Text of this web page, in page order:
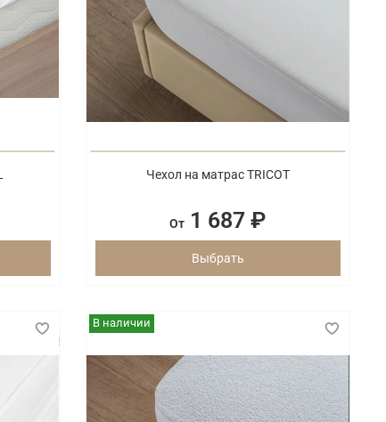
Чехол на матрас TRICOT
От 1 687 ₽
Выбрать
В наличии